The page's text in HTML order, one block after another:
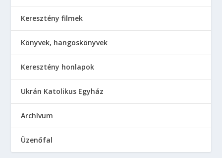
Keresztény filmek
Könyvek, hangoskönyvek
Keresztény honlapok
Ukrán Katolikus Egyház
Аrchívum
Üzenőfal